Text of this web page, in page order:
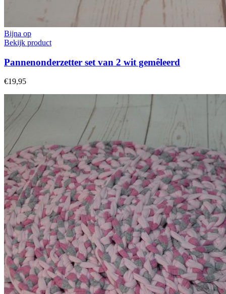
Bijna op
Bekijk product
Pannenonderzetter set van 2 wit gemêleerd
€19,95